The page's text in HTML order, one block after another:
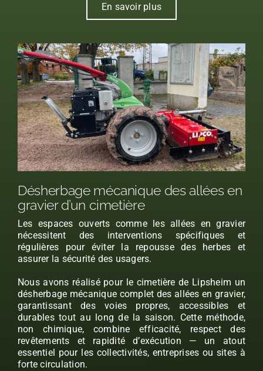
En savoir plus
Désherbage mécanique des allées en
gravier d’un cimetière
Les espaces ouverts comme les allées en gravier
nécessitent des interventions spécifiques et
régulières pour éviter la repousse des herbes et
assurer la sécurité des usagers.
Nous avons réalisé pour le cimetière de Lipsheim un
désherbage mécanique complet des allées en gravier,
garantissant des voies propres, accessibles et
durables tout au long de la saison. Cette méthode,
non chimique, combine efficacité, respect des
revêtements et rapidité d’exécution — un atout
essentiel pour les collectivités, entreprises ou sites à
forte circulation.